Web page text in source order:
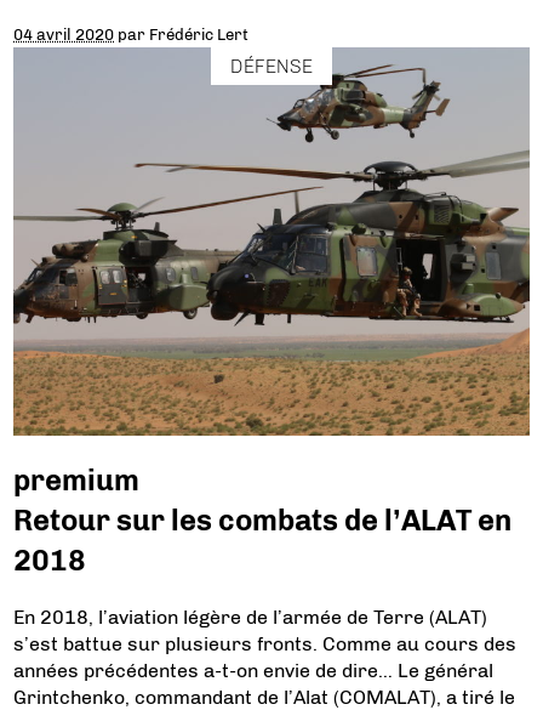
04 avril 2020 par Frédéric Lert
DÉFENSE
premium
Retour sur les combats de l’ALAT en
2018
En 2018, l’aviation légère de l’armée de Terre (ALAT)
s’est battue sur plusieurs fronts. Comme au cours des
années précédentes a-t-on envie de dire… Le général
Grintchenko, commandant de l’Alat (COMALAT), a tiré le